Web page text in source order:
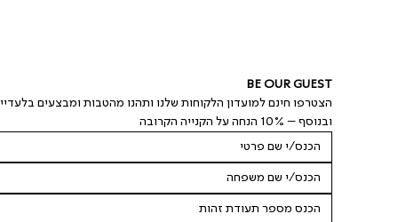
BE OUR GUEST
הצטרפו חינם למועדון הלקוחות שלנו ותהנו מהטבות ומבצעים
ובנוסף – 10% הנחה על הקנייה הקרובה